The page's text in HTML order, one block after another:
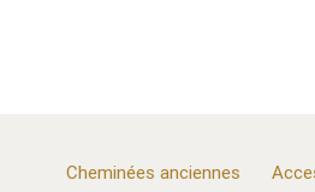
Cheminées anciennes